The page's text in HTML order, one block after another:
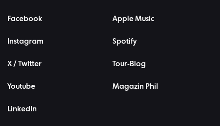
Facebook
Instagram
X / Twitter
Youtube
LinkedIn
Apple Music
Spotify
Tour-Blog
Magazin Phil